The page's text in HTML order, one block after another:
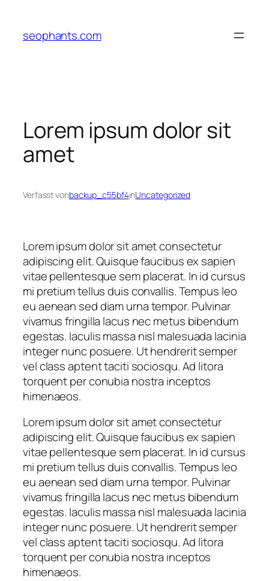
springen
seophants.com
Lorem ipsum dolor sit
amet
Verfasst vonbackup_c55bf4inUncategorized
Lorem ipsum dolor sit amet consectetur
adipiscing elit. Quisque faucibus ex sapien
vitae pellentesque sem placerat. In id cursus
mi pretium tellus duis convallis. Tempus leo
eu aenean sed diam urna tempor. Pulvinar
vivamus fringilla lacus nec metus bibendum
egestas. Iaculis massa nisl malesuada lacinia
integer nunc posuere. Ut hendrerit semper
vel class aptent taciti sociosqu. Ad litora
torquent per conubia nostra inceptos
himenaeos.
Lorem ipsum dolor sit amet consectetur
adipiscing elit. Quisque faucibus ex sapien
vitae pellentesque sem placerat. In id cursus
mi pretium tellus duis convallis. Tempus leo
eu aenean sed diam urna tempor. Pulvinar
vivamus fringilla lacus nec metus bibendum
egestas. Iaculis massa nisl malesuada lacinia
integer nunc posuere. Ut hendrerit semper
vel class aptent taciti sociosqu. Ad litora
torquent per conubia nostra inceptos
himenaeos.